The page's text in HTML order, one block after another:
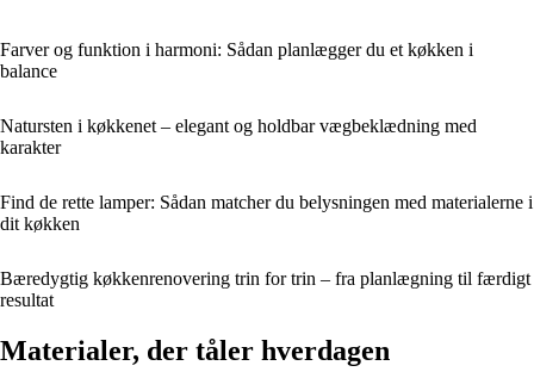
Farver og funktion i harmoni: Sådan planlægger du et køkken i
balance
Natursten i køkkenet – elegant og holdbar vægbeklædning med
karakter
Find de rette lamper: Sådan matcher du belysningen med materialerne i
dit køkken
Bæredygtig køkkenrenovering trin for trin – fra planlægning til færdigt
resultat
Materialer, der tåler hverdagen